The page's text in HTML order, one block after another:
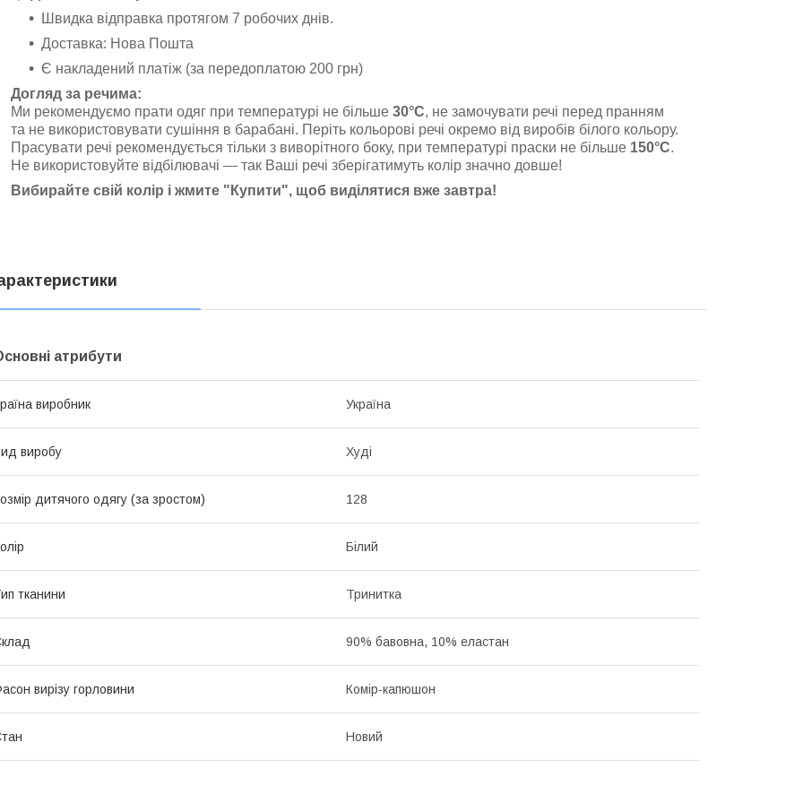
Швидка відправка протягом 7 робочих днів.
Доставка: Нова Пошта
Є накладений платіж (за передоплатою 200 грн)
Догляд за речима:
Ми рекомендуємо прати одяг при температурі не більше 30°C, не замочувати речі перед пранням
та не використовувати сушіння в барабані. Періть кольорові речі окремо від виробів білого кольору.
Прасувати речі рекомендується тільки з виворітного боку, при температурі праски не більше 150°C.
Не використовуйте відбілювачі — так Ваші речі зберігатимуть колір значно довше!
Вибирайте свій колір і жмите "Купити", щоб виділятися вже завтра!
атрибути
виробник Україна
виробу Худі
дитячого одягу (за зростом) 128
Білий
тканини Тринитка
90% бавовна, 10% еластан
вирізу горловини Комір-капюшон
Новий